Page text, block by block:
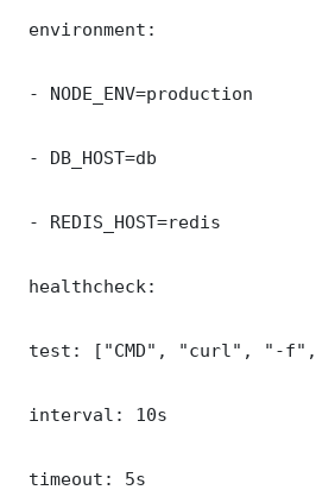
environment:
- NODE_ENV=production
- DB_HOST=db
- REDIS_HOST=redis
healthcheck:
test: ["CMD", "curl", "-
interval: 10s
timeout: 5s